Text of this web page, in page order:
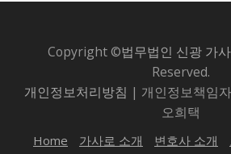
Copyright ©법무법인 신광 가
Reserved.
개인정보처리방침 | 개인정보책임
오희택
Home 가사로 소개 변호사 소개